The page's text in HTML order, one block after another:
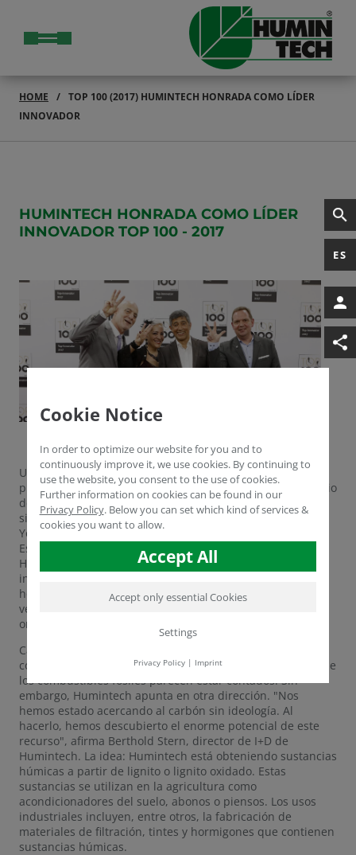
ES
HOME
TOP 100 (2017) HUMINTECH HONRADA COMO LÍDER
INNOVADOR
HUMINTECH HONRADA COMO LÍDER
INNOVADOR TOP 100 - 2017
Una vez más, Humintech GmbH forma parte de los
principales innovadores de este año dentro del nivel medio
de Alemania. La empresa con sede en Grevenbroich ha
sido galardonada con el sello TOP 100 por Ranga
Yogeshwar, el Prof. Dr. Nikolaus Franke y compamedia.
Este año, el premio se concede por vigésimo cuarta vez.
Humintech ya ha formado parte de esta élite de la
innovación en 2015 y 2016, lo que hace que este año el
honor sea el tercero consecutivo. Una de las principales
ventajas del proceso de selección independiente fue la
orientación hacia el exterior de la empresa.
Casi ningún recurso natural tiene tan mala reputación
como el lignito. En tiempos de cambio climático, los días de
los combustibles fósiles parecen estar contados. Sin
embargo, Humintech apunta en otra dirección. "Nos
hemos estado acercando al carbón sin ideología. Al
hacerlo, hemos descubierto el enorme potencial de este
recurso", afirma Berthold Stern, director de I+D de
Humintech. La idea: Humintech está obteniendo sustancias
húmicas a partir de lignito o lignito oxidado. Estas
sustancias se utilizan en la agricultura como
acondicionadores del suelo, abonos o piensos. Los usos
industriales incluyen, entre otros, la fabricación de
materiales de filtración, tintes y hormigones que contienen
sustancias húmicas.
Cookie Notice
In order to optimize our website for you and to
continuously improve it, we use cookies. By continuing to
use the website, you consent to the use of cookies.
Further information on cookies can be found in our
Privacy Policy. Below you can set which kind of services &
cookies you want to allow.
Accept All
Accept only essential Cookies
Settings
Privacy Policy| Imprint